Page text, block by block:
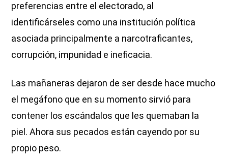
preferencias entre el electorado, al
identificárseles como una institución política
asociada principalmente a narcotraficantes,
corrupción, impunidad e ineficacia.
Las mañaneras dejaron de ser desde hace mucho
el megáfono que en su momento sirvió para
contener los escándalos que les quemaban la
piel. Ahora sus pecados están cayendo por su
propio peso.